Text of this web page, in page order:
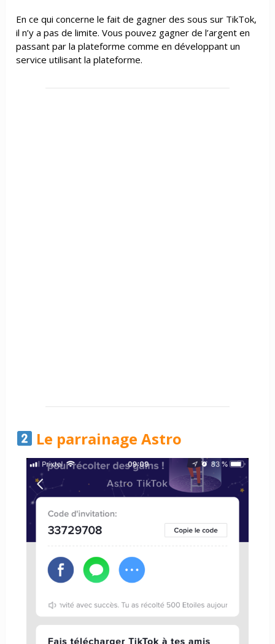
En ce qui concerne le fait de gagner des sous sur TikTok,
il n’y a pas de limite. Vous pouvez gagner de l’argent en
passant par la plateforme comme en développant un
service utilisant la plateforme.
Le parrainage Astro